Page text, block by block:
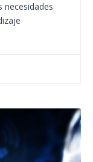
necesidades